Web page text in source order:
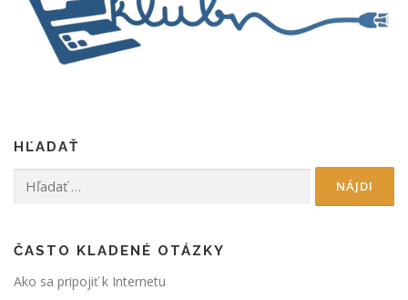
HĽADAŤ
ČASTO KLADENÉ OTÁZKY
Ako sa pripojiť k Internetu